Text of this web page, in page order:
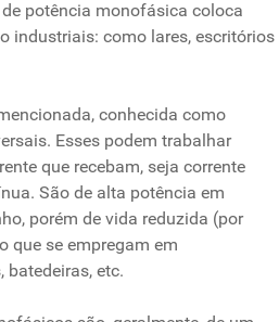
potência monofásica coloca
industriais: como lares, escritórios
conhecida como
Esses podem trabalhar
que recebam, seja corrente
São de alta potência em
porém de vida reduzida (por
que se empregam em
batedeiras, etc.